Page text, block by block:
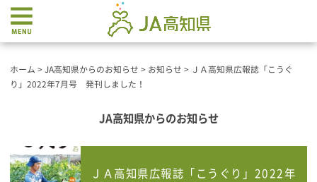
ホーム > JA高知県からのお知らせ > お知らせ >
ＪＡ高知県広報誌「こうぐ
り」2022年7月号 発刊しました！
JA高知県からのお知らせ
ＪＡ高知県広報誌「こうぐり」2022年